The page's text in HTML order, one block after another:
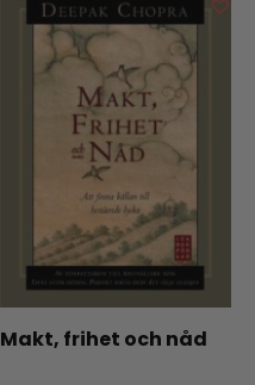
Makt, frihet och nåd